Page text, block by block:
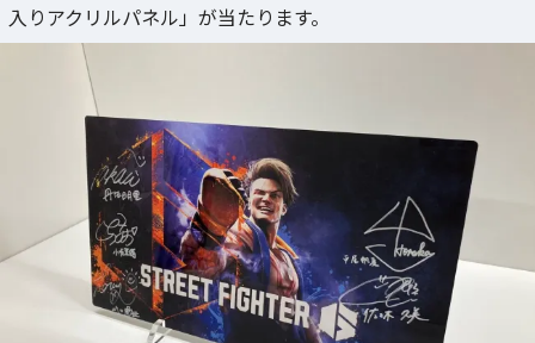
入りアクリルパネル」が当たります。